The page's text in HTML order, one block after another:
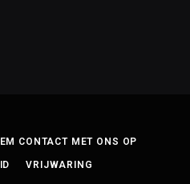
CONTACT MET ONS OP
VRIJWARING